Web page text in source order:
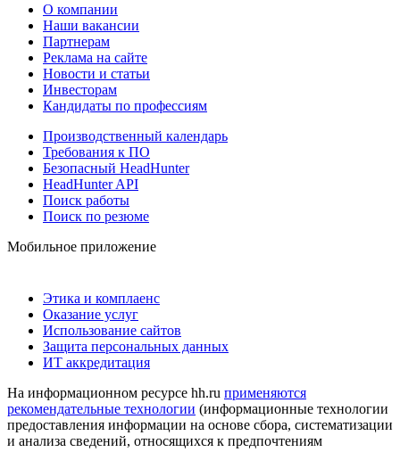
О компании
Наши вакансии
Партнерам
Реклама на сайте
Новости и статьи
Инвесторам
Кандидаты по профессиям
Производственный календарь
Требования к ПО
Безопасный HeadHunter
HeadHunter API
Поиск работы
Поиск по резюме
Мобильное приложение
Этика и комплаенс
Оказание услуг
Использование сайтов
Защита персональных данных
ИТ аккредитация
На информационном ресурсе hh.ru применяются
рекомендательные технологии (информационные технологии
предоставления информации на основе сбора, систематизации
и анализа сведений, относящихся к предпочтениям